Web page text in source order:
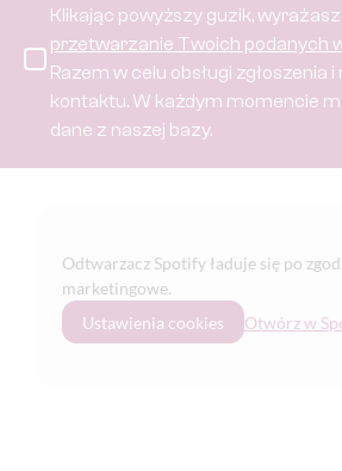
Klikając powyższy guzik,
przetwarzanie Twoich podanych
Razem w celu obsługi zgłoszenia
kontaktu. W każdym momencie
dane z naszej bazy.
Odtwarzacz Spotify ładuje się po
marketingowe.
Ustawienia cookies
Otwórz w